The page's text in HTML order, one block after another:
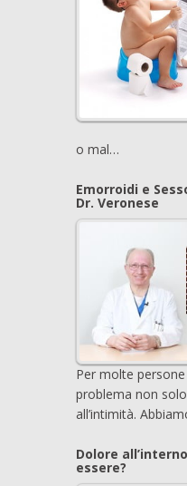
o mal…
Emorroidi e
Dr. Veronese
Per molte
problema non
all’intimità.
Dolore
essere?